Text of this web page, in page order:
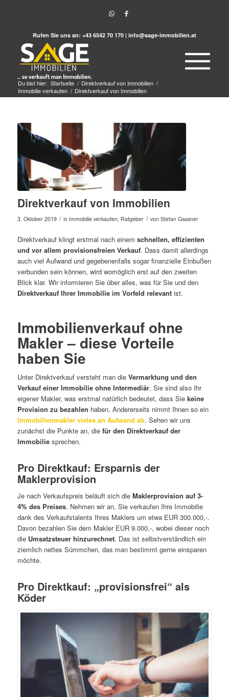
Rufen Sie uns an: +43 6542 70 170 | info@sage-immobilien.at
Du bist hier: Startseite / Direktverkauf von Immobilien /
Immobilie verkaufen / Direktverkauf von Immobilien
Direktverkauf von Immobilien
3. Oktober 2019 / in Immobilie verkaufen, Ratgeber / von Stefan Gassner
Direktverkauf klingt erstmal nach einem schnellen, effizienten
und vor allem provisionsfreien Verkauf. Dass damit allerdings
auch viel Aufwand und gegebenenfalls sogar finanzielle Einbußen
verbunden sein können, wird womöglich erst auf den zweiten
Blick klar. Wir informieren Sie über alles, was für Sie und den
Direktverkauf Ihrer Immobilie im Vorfeld relevantist.
Immobilienverkauf ohne
Makler – diese Vorteile
haben Sie
Unter Direktverkauf versteht man die Vermarktung und den
Verkauf einer Immobilie ohne Intermediär. Sie sind also Ihr
eigener Makler, was erstmal natürlich bedeutet, dass Sie keine
Provision zu bezahlen haben. Andererseits nimmt Ihnen so ein
Immobilienmakler vieles an Aufwand ab. Sehen wir uns
zunächst die Punkte an, die für den Direktverkauf der
Immobiliesprechen.
Pro Direktkauf: Ersparnis der
Maklerprovision
Je nach Verkaufspreis beläuft sich die Maklerprovision auf 3-
4% des Preises. Nehmen wir an, Sie verkaufen Ihre Immobilie
dank des Verkaufstalents Ihres Maklers um etwa EUR 300.000,-.
Davon bezahlen Sie dem Makler EUR 9.000,-, wobei dieser noch
die Umsatzsteuer hinzurechnet. Das ist selbstverständlich ein
ziemlich nettes Sümmchen, das man bestimmt gerne einsparen
möchte.
Pro Direktkauf: „provisionsfrei“ als
Köder